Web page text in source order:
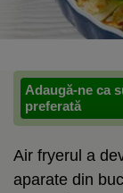
Adaugă-ne ca
preferată
Air fryerul a
aparate din